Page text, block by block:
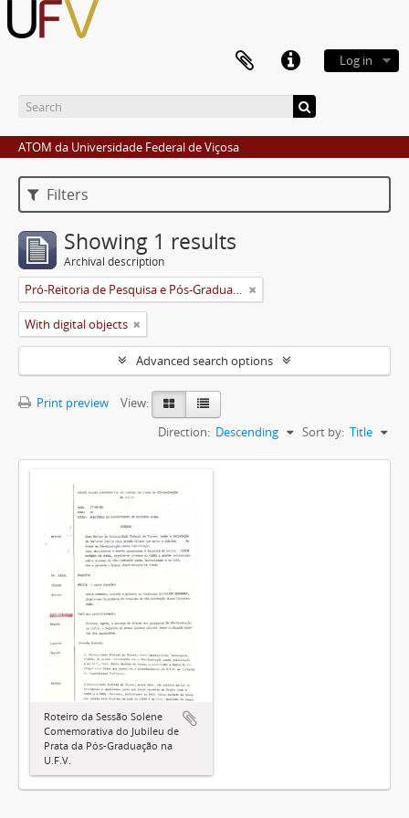
Log in
ATOM da Universidade Federal de Viçosa
Filters
Showing 1 results
Archival description
Pró-Reitoria de Pesquisa e Pós-Graduação
With digital objects
Advanced search options
Print preview
View:
Sort by: Title
Direction: Descending
Roteiro da Sessão Solene
Comemorativa do Jubileu de
Prata da Pós-Graduação na
U.F.V.